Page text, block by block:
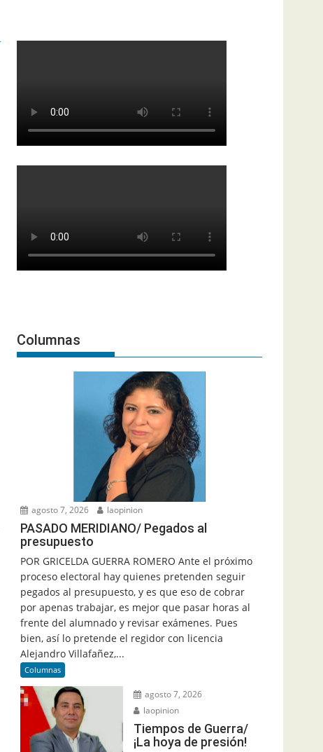
Columnas
agosto 7, 2026 laopinion
PASADO MERIDIANO/ Pegados al
presupuesto
POR GRICELDA GUERRA ROMERO Ante el próximo
proceso electoral hay quienes pretenden seguir
pegados al presupuesto, y es que eso de cobrar
por apenas trabajar, es mejor que pasar horas al
frente del alumnado y revisar exámenes. Pues
bien, así lo pretende el regidor con licencia
Alejandro Villafañez,...
Columnas
agosto 7, 2026
laopinion
Tiempos de Guerra/
¡La hoya de presión!